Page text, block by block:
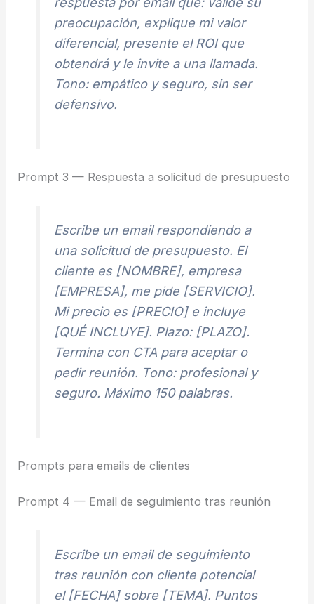
preocupación, explique mi valor
diferencial, presente el ROI que
obtendrá y le invite a una llamada.
Tono: empático y seguro, sin ser
defensivo.
Prompt 3 — Respuesta a solicitud de presupuesto
Escribe un email respondiendo a
una solicitud de presupuesto. El
cliente es [NOMBRE], empresa
[EMPRESA], me pide [SERVICIO].
Mi precio es [PRECIO] e incluye
[QUÉ INCLUYE]. Plazo: [PLAZO].
Termina con CTA para aceptar o
pedir reunión. Tono: profesional y
seguro. Máximo 150 palabras.
Prompts para emails de clientes
Prompt 4 — Email de seguimiento tras reunión
Escribe un email de seguimiento
tras reunión con cliente potencial
el [FECHA] sobre [TEMA]. Puntos